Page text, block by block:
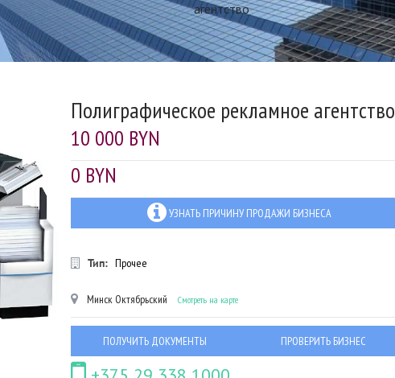
агентство
Полиграфическое рекламное агентство
10 000 BYN
0 BYN
УЗНАТЬ ПРИЧИНУ ПРОДАЖИ БИЗНЕСА
Тип: Прочее
Минск Октябрьский Смотреть на карте
ПОЛУЧИТЬ ДОКУМЕНТЫ ПРОВЕРИТЬ БИЗНЕС